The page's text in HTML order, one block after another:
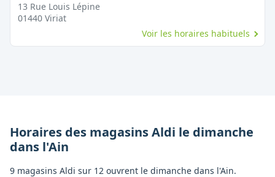
13 Rue Louis Lépine
01440 Viriat
Voir les horaires habituels
Horaires des magasinsAldi le dimanche
dans l'Ain
9 magasins Aldi sur 12 ouvrent le dimanche dans l'Ain.